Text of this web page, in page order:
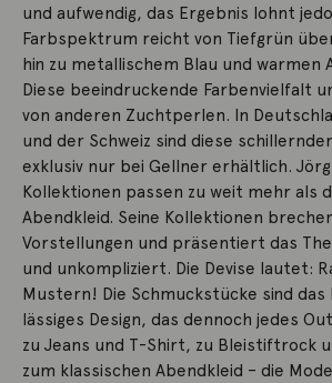
und aufwendig, das Ergebnis lohnt
Farbspektrum reicht von Tiefgrün
hin zu metallischem Blau und warmen
Diese beeindruckende Farbenvielfalt
von anderen Zuchtperlen. In
und der Schweiz sind diese
exklusiv nur bei Gellner erhältlich.
Kollektionen passen zu weit mehr als
Abendkleid. Seine Kollektionen
Vorstellungen und präsentiert das
und unkompliziert. Die Devise lautet:
Mustern! Die Schmuckstücke sind
lässiges Design, das dennoch jedes
zu Jeans und T-Shirt, zu Bleistiftrock
zum klassischen Abendkleid – die